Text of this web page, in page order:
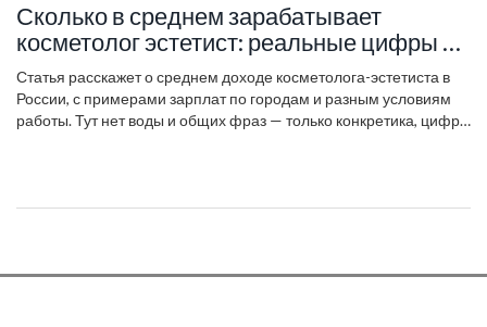
Сколько в среднем зарабатывает
косметолог эстетист: реальные цифры и
факты
Статья расскажет о среднем доходе косметолога-эстетиста в
России, с примерами зарплат по городам и разным условиям
работы. Тут нет воды и общих фраз — только конкретика, цифры
в салоне, чтобы вы видели всю картину. Эта статья будет